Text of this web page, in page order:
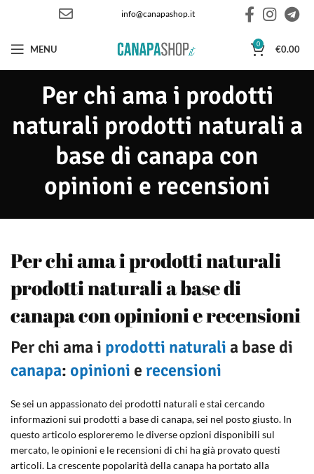
info@canapashop.it
MENU 0 €0.00
Per chi ama i prodotti
naturali prodotti naturali a
base di canapa con
opinioni e recensioni
Per chi ama i prodotti naturali
prodotti naturali a base di
canapa con opinioni e recensioni
Per chi ama i prodotti naturali a base di
canapa: opinioni e recensioni
Se sei un appassionato dei prodotti naturali e stai cercando
informazioni sui prodotti a base di canapa, sei nel posto giusto. In
questo articolo esploreremo le diverse opzioni disponibili sul
mercato, le opinioni e le recensioni di chi ha già provato questi
articoli. La crescente popolarità della canapa ha portato alla